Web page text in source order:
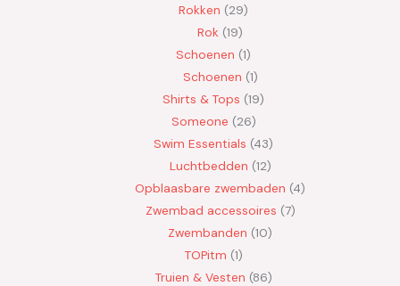
Rokken
29
Rok 19
Schoenen 1
Schoenen 1
Shirts & Tops 19
Someone 26
Swim Essentials 43
Luchtbedden 12
Opblaasbare zwembaden 4
Zwembad accessoires 7
Zwembanden 10
TOPitm 1
Truien & Vesten 86